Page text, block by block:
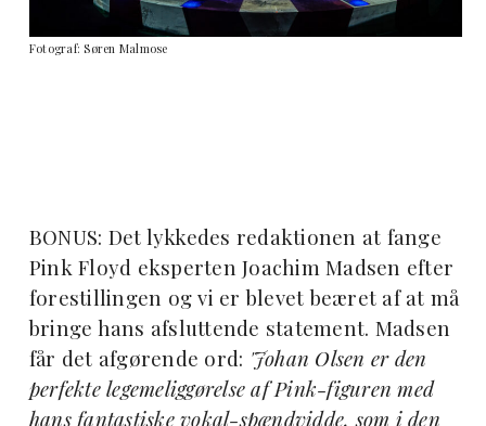
Fotograf: Søren Malmose
BONUS: Det lykkedes redaktionen at fange
Pink Floyd eksperten Joachim Madsen efter
forestillingen og vi er blevet beæret af at må
bringe hans afsluttende statement. Madsen
får det afgørende ord: 'Johan Olsen er den
perfekte legemeliggørelse af Pink-figuren med
hans fantastiske vokal-spændvidde, som i den